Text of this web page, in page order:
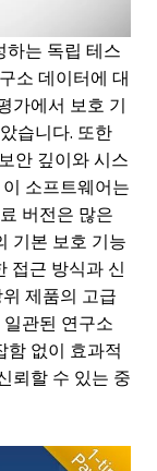
는 독립 테스
소 데이터에 대
가에서 보호 기
습니다. 또한
안 깊이와 시스
소프트웨어는
버전은 많은
기본 보호 기능
접근 방식과 신
제품의 고급
관된 연구소
함 없이 효과적
뢰할 수 있는 중